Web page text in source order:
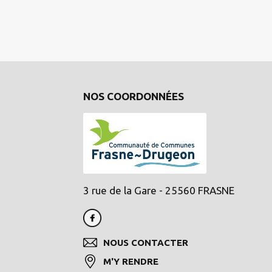
NOS COORDONNÉES
3 rue de la Gare - 25560 FRASNE
NOUS CONTACTER
M'Y RENDRE